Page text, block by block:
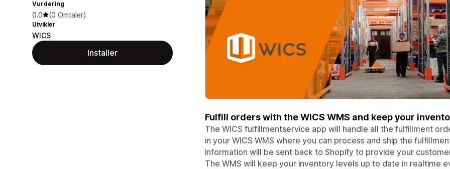
Vurdering
0.0 (0 Omtaler)
Utvikler
WICS
Installer
Fulfill orders with the WICS WMS and keep your
The WICS fulfillmentservice app will handle all the fulfillment
in your WICS WMS where you can process and ship the
information will be sent back to Shopify to provide your
The WMS will keep your inventory levels up to date in realtime